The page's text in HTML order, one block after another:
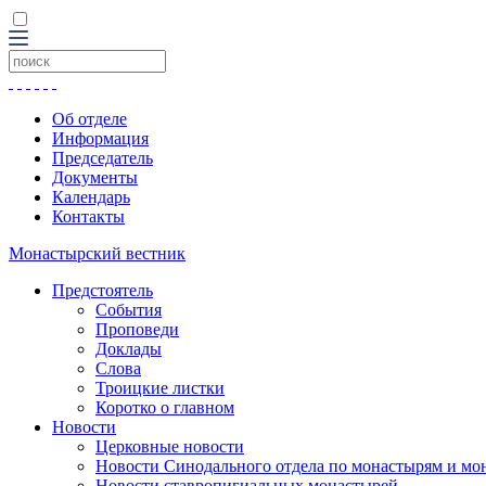
Об отделе
Информация
Председатель
Документы
Календарь
Контакты
Монастырский вестник
Предстоятель
События
Проповеди
Доклады
Слова
Троицкие листки
Коротко о главном
Новости
Церковные новости
Новости Синодального отдела по монастырям и